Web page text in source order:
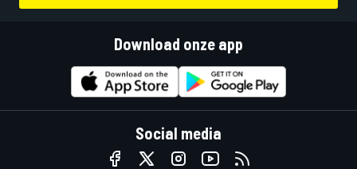
Download onze app
Social media